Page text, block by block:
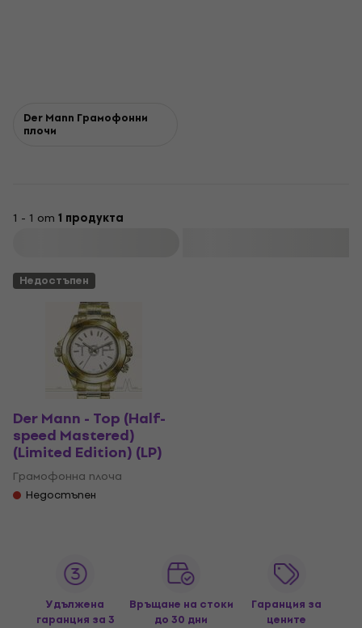
Der Mann Грамофонни
плочи
1 - 1 от 1 продукта
Недостъпен
Der Mann - Top (Half-
speed Mastered)
(Limited Edition) (LP)
Грамофонна плоча
Недостъпен
Удължена
гаранция за 3
Връщане на стоки
до 30 дни
Гаранция за
цените